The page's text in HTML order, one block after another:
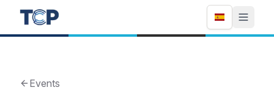
Events